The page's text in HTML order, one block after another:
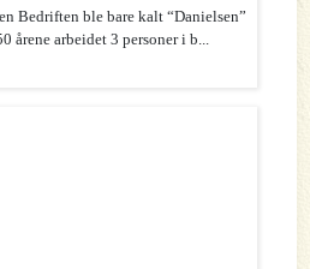
Bedriften ble bare kalt “Danielsen”
årene arbeidet 3 personer i b...